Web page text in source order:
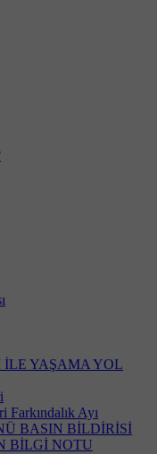
İLE YAŞAMA YOL
Farkındalık Ayı
BASIN BİLDİRİSİ
BİLGİ NOTU